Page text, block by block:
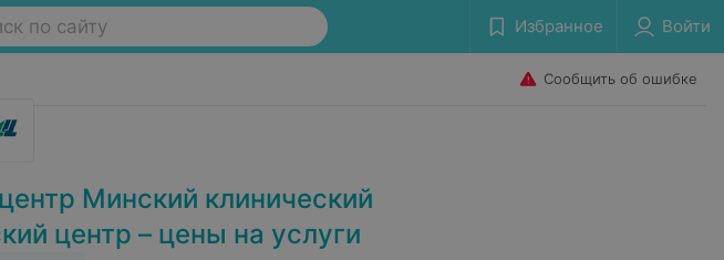
по сайту Избранное Войти
Сообщить об ошибке
Минский клинический
центр – цены на услуги